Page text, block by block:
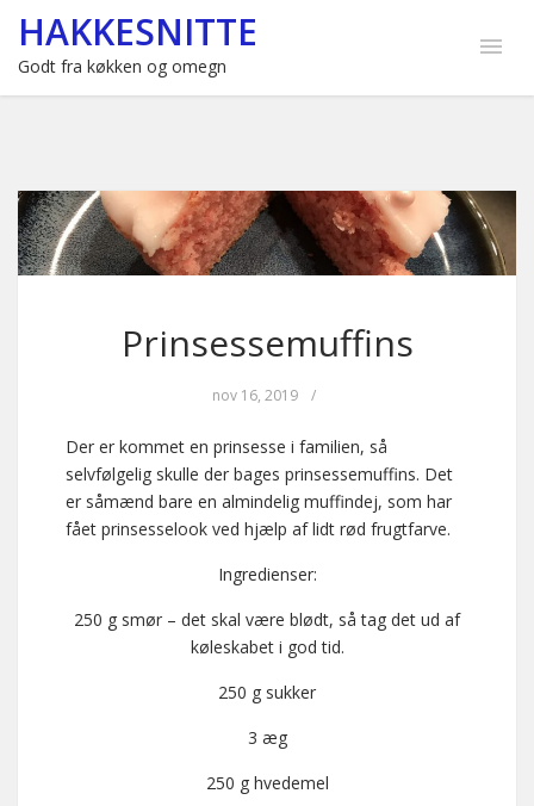
HAKKESNITTE
Godt fra køkken og omegn
Prinsessemuffins
nov 16, 2019 /
Der er kommet en prinsesse i familien, så
selvfølgelig skulle der bages prinsessemuffins. Det
er såmænd bare en almindelig muffindej, som har
fået prinsesselook ved hjælp af lidt rød frugtfarve.
Ingredienser:
250 g smør – det skal være blødt, så tag det ud af
køleskabet i god tid.
250 g sukker
3 æg
250 g hvedemel